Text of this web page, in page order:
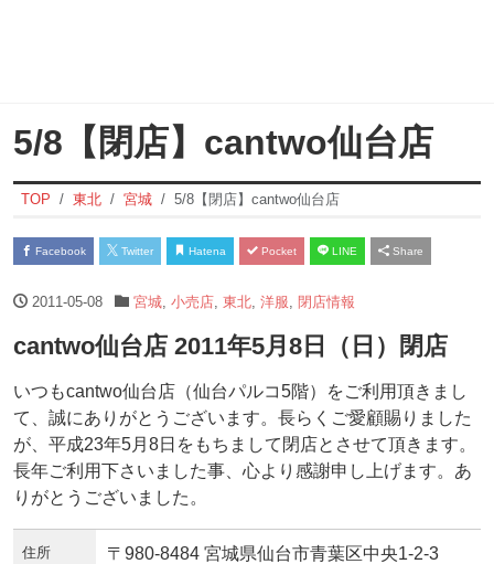
5/8【閉店】cantwo仙台店
TOP 東北 宮城 5/8【閉店】cantwo仙台店
Facebook Twitter Hatena Pocket LINE Share
2011-05-08 宮城, 小売店, 東北, 洋服 閉店情報
cantwo仙台店 2011年5月8日（日）閉店
いつもcantwo仙台店（仙台パルコ5階）をご利用頂きまし
て、誠にありがとうございます。長らくご愛顧賜りました
が、平成23年5月8日をもちまして閉店とさせて頂きます。
長年ご利用下さいました事、心より感謝申し上げます。あ
りがとうございました。
住所 〒980-8484 宮城県仙台市青葉区中央1-2-3